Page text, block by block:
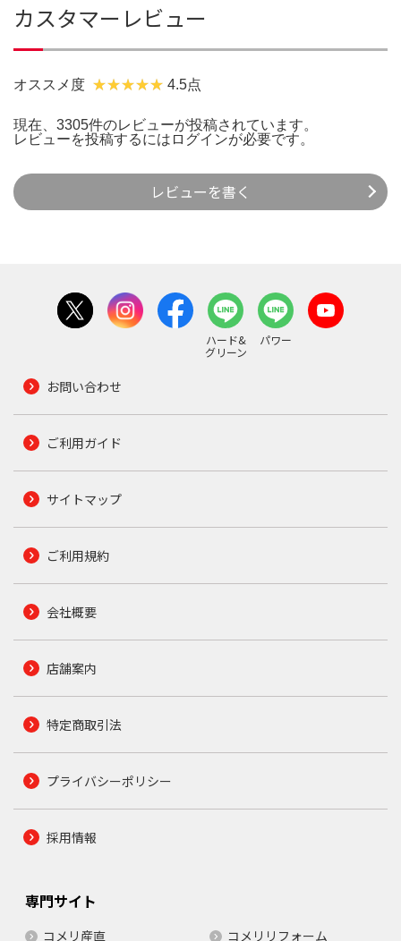
カスタマーレビュー
オススメ度 4.5点
現在、3305件のレビューが投稿されています。
レビューを投稿するには ログインが必要です。
レビューを書く
ハード&
グリーン
パワー
お問い合わせ
ご利用ガイド
サイトマップ
ご利用規約
会社概要
店舗案内
特定商取引法
プライバシーポリシー
採用情報
専門サイト
コメリ産直 コメリリフォーム